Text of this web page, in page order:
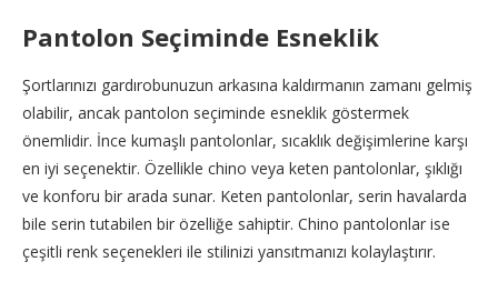
Pantolon Seçiminde Esneklik
Şortlarınızı gardırobunuzun arkasına kaldırmanın zamanı gelmiş
olabilir, ancak pantolon seçiminde esneklik göstermek
önemlidir. İnce kumaşlı pantolonlar, sıcaklık değişimlerine karşı
en iyi seçenektir. Özellikle chino veya keten pantolonlar, şıklığı
ve konforu bir arada sunar. Keten pantolonlar, serin havalarda
bile serin tutabilen bir özelliğe sahiptir. Chino pantolonlar ise
çeşitli renk seçenekleri ile stilinizi yansıtmanızı kolaylaştırır.